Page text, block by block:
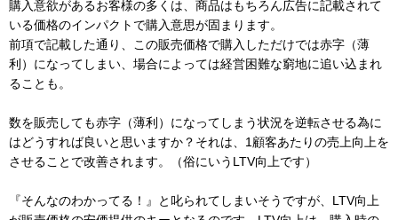
購入意欲があるお客様の多くは、商品はもちろん広告に記載されて
いる価格のインパクトで購入意思が固まります。
前項で記載した通り、この販売価格で購入しただけでは赤字（薄
利）になってしまい、場合によっては経営困難な窮地に追い込まれ
ることも。
数を販売しても赤字（薄利）になってしまう状況を逆転させる為に
はどうすれば良いと思いますか？それは、1顧客あたりの売上向上を
させることで改善されます。（俗にいうLTV向上です）
『そんなのわかってる！』と叱られてしまいそうですが、LTV向上